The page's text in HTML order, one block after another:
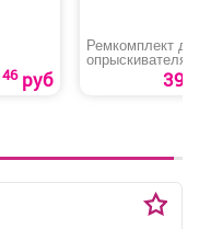
46руб
Ремкомплект
опрыскивателя
«ОП-207/ОП-209
39